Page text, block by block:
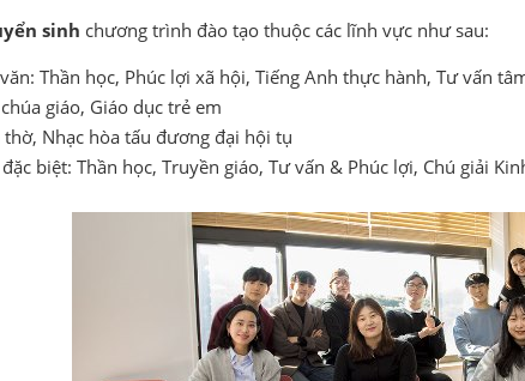
sinh chương trình đào tạo thuộc các lĩnh vực như sau:
Thần học, Phúc lợi xã hội, Tiếng Anh thực hành, Tư vấn
giáo, Giáo dục trẻ em
Nhạc hòa tấu đương đại hội tụ
biệt: Thần học, Truyền giáo, Tư vấn & Phúc lợi, Chú giải